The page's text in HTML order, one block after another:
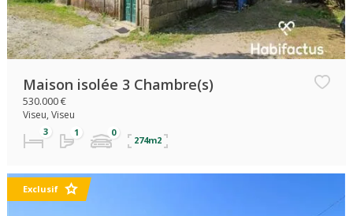
Maison isolée 3 Chambre(s)
530.000 €
Viseu, Viseu
274m2
Exclusif